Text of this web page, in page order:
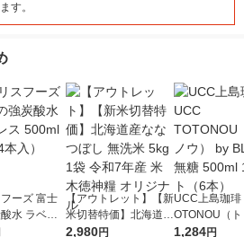
す。
ーズ 富士
水 ラベル
1箱（24
【アウトレット】【新
米切替特価】北海道産
ななつぼし 無洗米 5k
2,980円
UCC上島珈琲
OTONOU（
ウ） by
1,284円